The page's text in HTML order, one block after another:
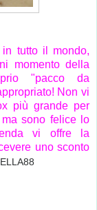
tutto il mondo,
momento della
"pacco da
Non vi
più grande per
sono felice lo
vi offre la
uno sconto